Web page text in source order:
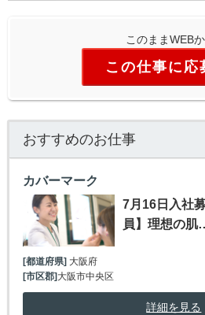
このままWEBか
この仕事に応
おすすめのお仕事
カバーマーク
7月16日入社
員】理想の肌
[都道府県] 大阪府
[市区郡] 大阪市中央区
詳細を見る